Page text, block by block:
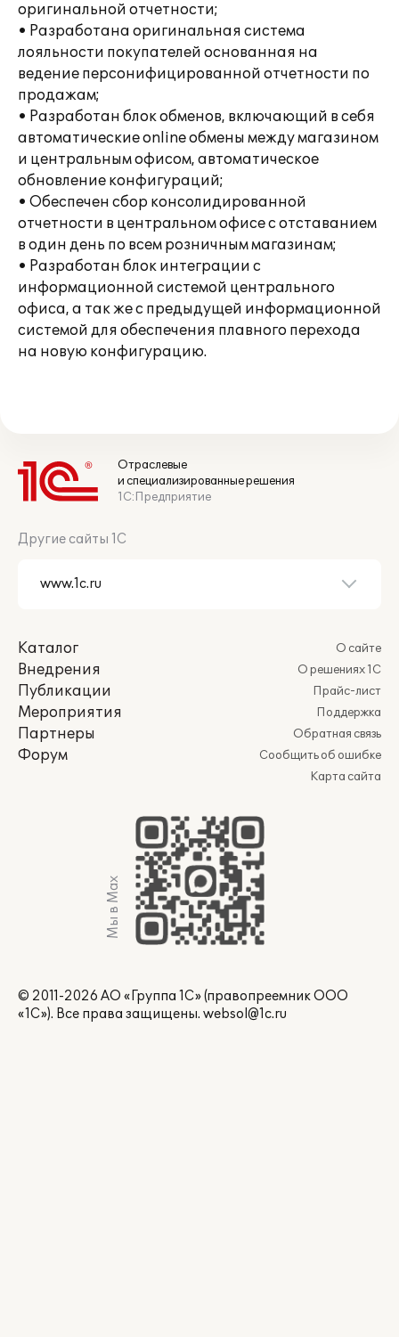
оригинальной отчетности;
• Разработана оригинальная система
лояльности покупателей основанная на
ведение персонифицированной отчетности по
продажам;
• Разработан блок обменов, включающий в себя
автоматические online обмены между магазином
и центральным офисом, автоматическое
обновление конфигураций;
• Обеспечен сбор консолидированной
отчетности в центральном офисе с отставанием
в один день по всем розничным магазинам;
• Разработан блок интеграции с
информационной системой центрального
офиса, а так же с предыдущей информационной
системой для обеспечения плавного перехода
на новую конфигурацию.
Отраслевые
и специализированные решения
1С:Предприятие
Другие сайты 1С
Каталог
Внедрения
Публикации
Мероприятия
Партнеры
Форум
О сайте
О решениях 1С
Прайс-лист
Поддержка
Обратная связь
Сообщить об ошибке
Карта сайта
Мы в Max
© 2011-2026 АО «Группа 1С» (правопреемник ООО
«1С»). Все права защищены. websol@1c.ru